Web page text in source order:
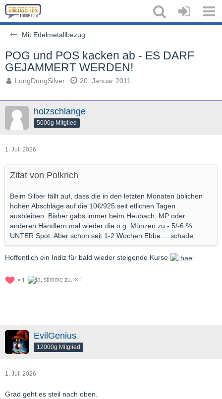
Mit Edelmetallbezug
POG und POS kacken ab - ES DARF
GEJAMMERT WERDEN!
LongDongSilver 20. Januar 2011
holzschlange
5000g Mitglied
1. Juli 2026
Zitat von Polkrich
Beim Silber fällt auf, dass die in den letzten Monaten üblichen
hohen Abschläge auf die 10€/925 seit etlichen Tagen
ausbleiben. Bisher gabs immer beim Heubach, MP oder
anderen Händlern mal wieder die o.g. Münzen zu - 5/-6 %
UNTER Spot. Aber schon seit 1-2 Wochen Ebbe.....schade.
Hoffentlich ein Indiz für bald wieder steigende Kurse
1 1
EvilGenius
12000g Mitglied
1. Juli 2026
Grad geht es steil nach oben.